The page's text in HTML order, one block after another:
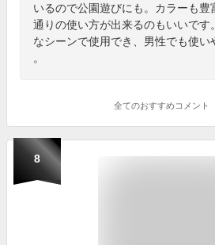
いるので公園遊びにも。カラーも豊
通りの使い方が出来るのもいいです
なシーンで使用でき、男性でも使い
。
全てのおすすめコメント
8